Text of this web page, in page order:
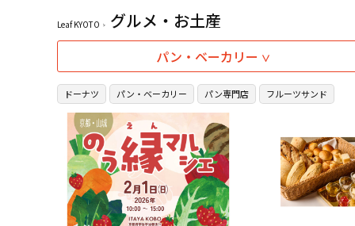
Leaf KYOTO グルメ・お土産
パン・ベーカリー
ドーナツ パン・ベーカリー パン専門店 フルーツサンド